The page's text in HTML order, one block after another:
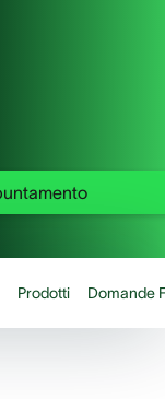
Prodotti Domande